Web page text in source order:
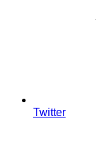
Twitter